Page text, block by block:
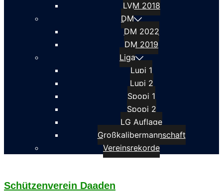
LVM 2018
DM
DM 2022
DM 2019
Liga
Lupi 1
Lupi 2
Spopi 1
Spopi 2
LG Auflage
Großkalibermannschaft
Vereinsrekorde
Schützenverein Daaden